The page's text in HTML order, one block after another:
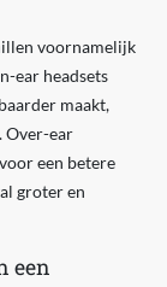
voornamelijk
ear headsets
maakt,
Over-ear
een betere
groter en
een